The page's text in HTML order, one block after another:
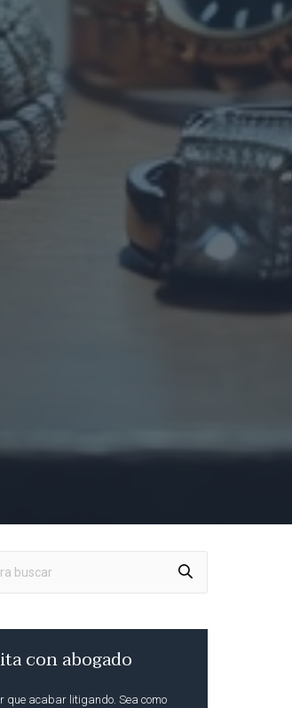
con abogado
que acabar litigando. Sea como